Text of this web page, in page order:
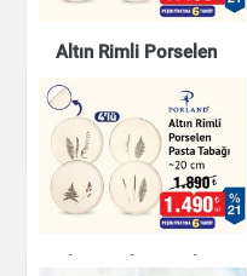
Altın Rimli Porselen
Pasta Tabağı - 20
cm
Mutfak Ürünleri
Altın Rimli Porselen